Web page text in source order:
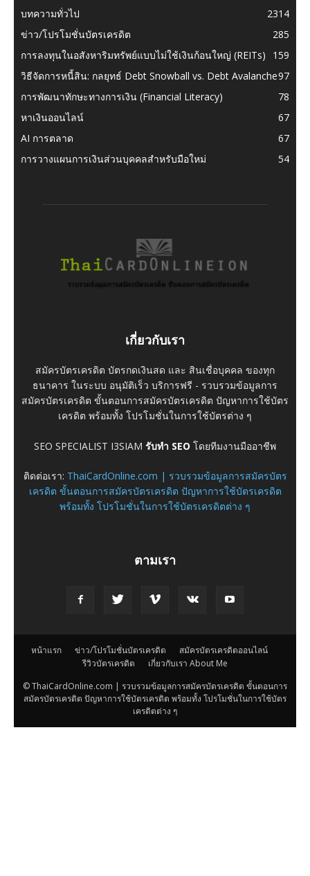
บทความทั่วไป
2314
ข่าว/โปรโมชั่นบัตรเครดิต
285
การลงทุนในอสังหาริมทรัพย์แบบไม่ใช้เงินก้อนใหญ่ (REITs)
159
วิธีจัดการหนี้สิน: กลยุทธ์ Debt Snowball vs. Debt Avalanche97
การพัฒนาทักษะทางการเงิน (Financial Literacy)
78
หาเงินออนไลน์
67
AI การตลาด
67
การวางแผนการเงินส่วนบุคคลสำหรับมือใหม่
54
เกี่ยวกับเรา
สมัครบัตรเครดิต บัตรกดเงินสด และ สินเชื่อบุคคล ของทุก
ธนาคาร ในระบบ อนุมัติเร็ว บริการฟรี - รวบรวมข้อมูลการ
สมัครบัตรเครดิต ขั้นตอนการสมัครบัตรเครดิต ปัญหาการใช้บัตร
เครดิต พร้อมทั้ง โปรโมชั่นในการใช้บัตรต่าง ๆ
SEO SPECIALIST I3SIAM รับทำ SEO โดยทีมงานมืออาชีพ
ติดต่อเรา: ThaiCardOnline.com | รวบรวมข้อมูลการสมัครบัตร
เครดิต ขั้นตอนการสมัครบัตรเครดิต ปัญหาการใช้บัตรเครดิต
พร้อมทั้ง โปรโมชั่นในการใช้บัตรเครดิตต่าง ๆ
ตามเรา
หน้าแรก ข่าว/โปรโมชั่นบัตรเครดิต
สมัครบัตรเครดิตออนไลน์
รีวิวบัตรเครดิต
เกี่ยวกับเรา About Me
© ThaiCardOnline.com | รวบรวมข้อมูลการสมัครบัตรเครดิต ขั้นตอนการ
สมัครบัตรเครดิต ปัญหาการใช้บัตรเครดิต พร้อมทั้ง โปรโมชั่นในการใช้บัตร
เครดิตต่าง ๆ